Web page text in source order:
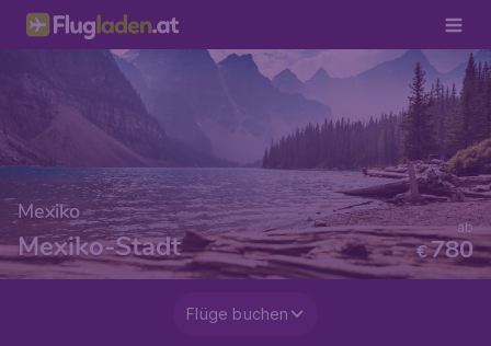
Mexiko
Mexiko-Stadt €780
ab
Flüge buchen